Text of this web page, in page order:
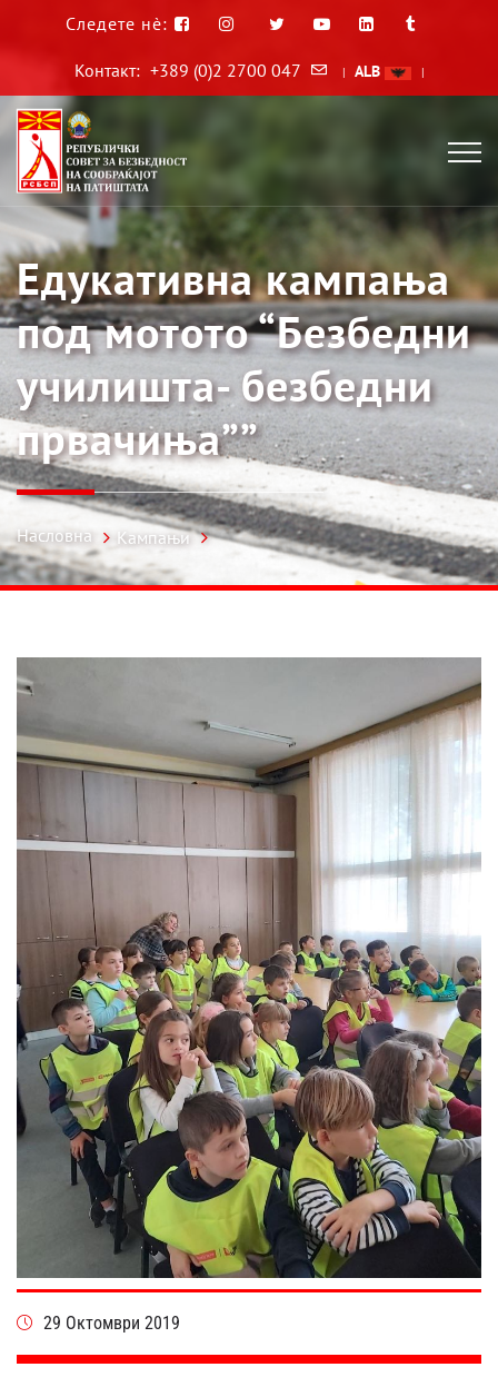
Следете нè:
Контакт: +389 (0)2 2700 047 | ALB |
Едукативна кампања
под мотото “Безбедни
училишта- безбедни
првачиња””
Насловна Кампањи
29 Октомври 2019